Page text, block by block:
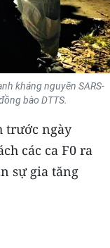
kháng nguyên SARS-
bào DTTS.
trước ngày
các ca F0 ra
sự gia tăng